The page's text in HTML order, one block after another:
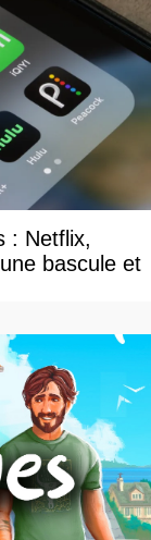
: Netflix,
bascule et